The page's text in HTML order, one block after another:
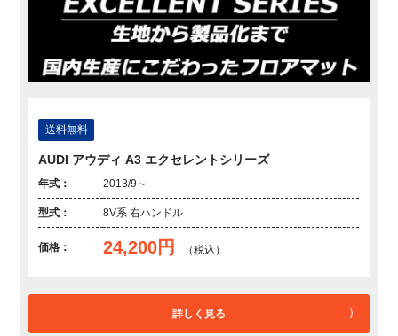
送料無料
AUDI アウディ A3 エクセレントシリーズ
年式： 2013/9～
型式： 8V系 右ハンドル
価格： 24,200円 （税込）
詳しく見る